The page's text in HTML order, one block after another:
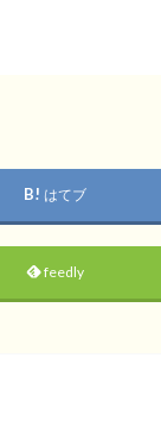
はてブ
feedly